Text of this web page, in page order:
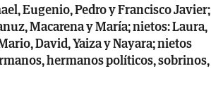
Eugenio, Pedro y Francisco Javier;
Macarena y María; nietos: Laura,
David, Yaiza y Nayara; nietos
hermanos políticos, sobrinos,